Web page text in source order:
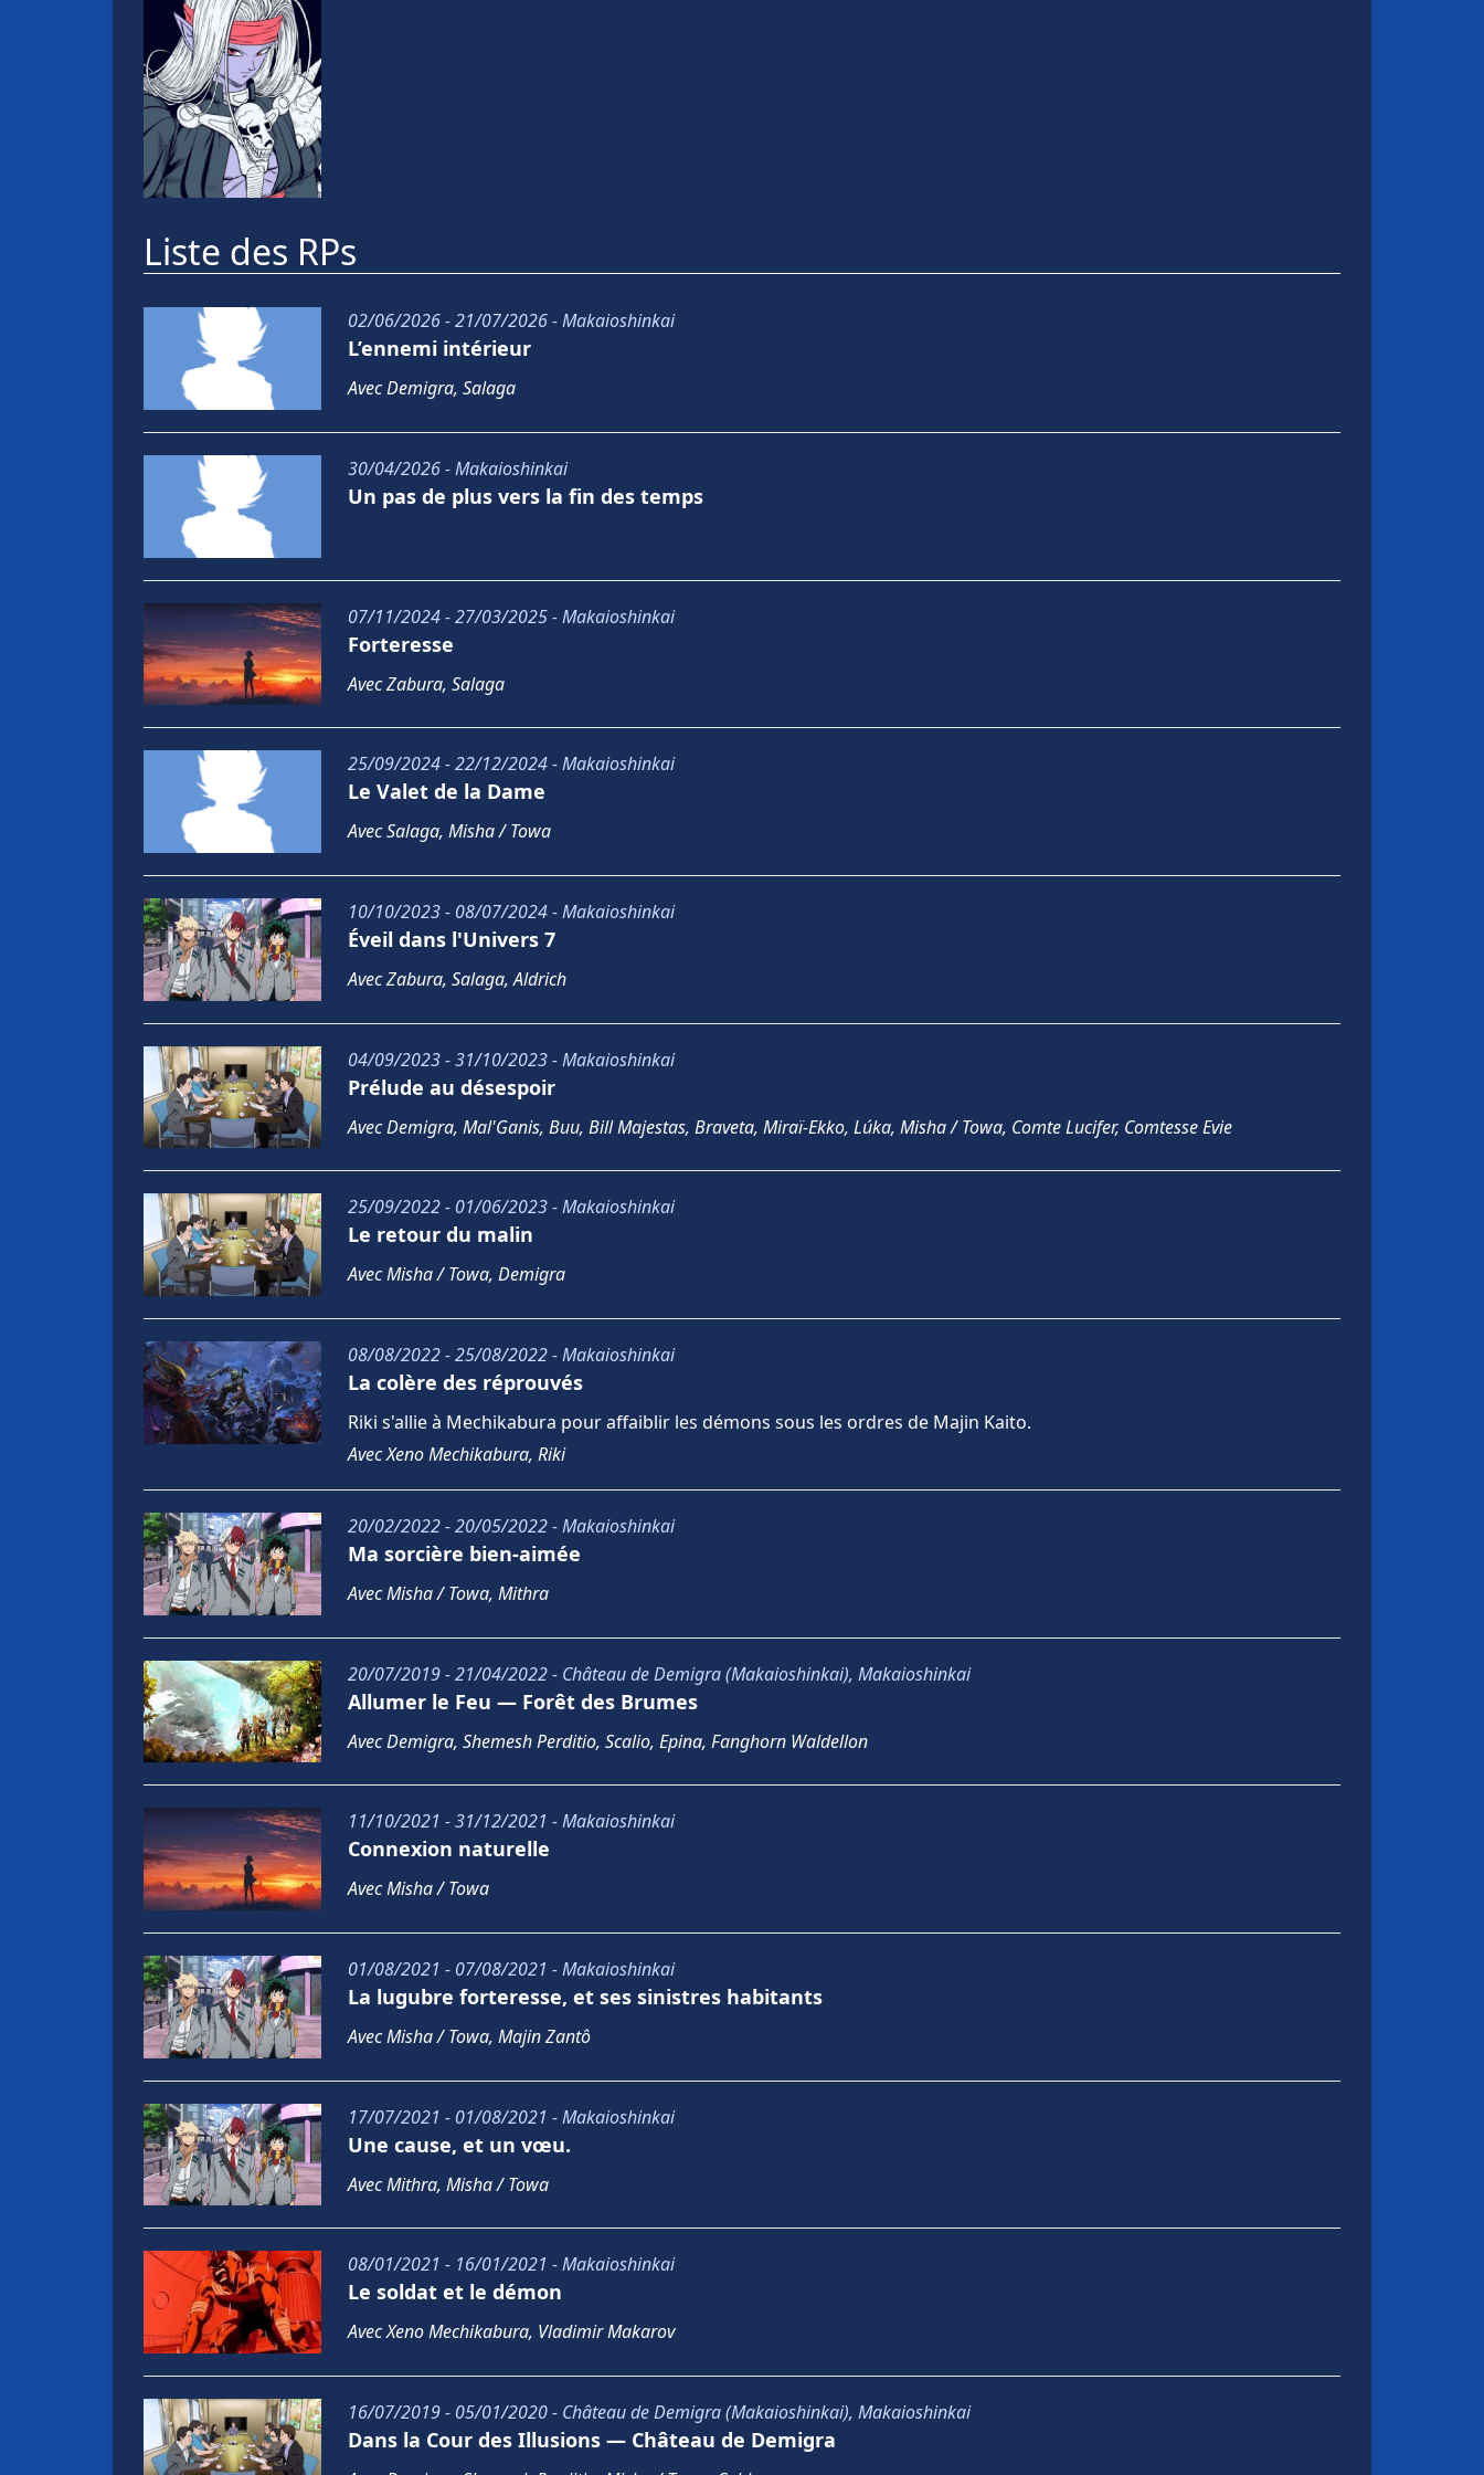
Liste des RPs
02/06/2026 - 21/07/2026 - Makaioshinkai
L’ennemi intérieur
Avec Demigra, Salaga
30/04/2026 - Makaioshinkai
Un pas de plus vers la fin des temps
07/11/2024 - 27/03/2025 - Makaioshinkai
Forteresse
Avec Zabura, Salaga
25/09/2024 - 22/12/2024 - Makaioshinkai
Le Valet de la Dame
Avec Salaga, Misha / Towa
10/10/2023 - 08/07/2024 - Makaioshinkai
Éveil dans l'Univers 7
Avec Zabura, Salaga, Aldrich
04/09/2023 - 31/10/2023 - Makaioshinkai
Prélude au désespoir
Avec Demigra, Mal'Ganis, Buu, Bill Majestas, Braveta, Miraï-Ekko, Lúka, Misha / Towa, Comte Lucifer, Comtesse Evie
25/09/2022 - 01/06/2023 - Makaioshinkai
Le retour du malin
Avec Misha / Towa, Demigra
08/08/2022 - 25/08/2022 - Makaioshinkai
La colère des réprouvés
Riki s'allie à Mechikabura pour affaiblir les démons sous les ordres de Majin Kaito.
Avec Xeno Mechikabura, Riki
20/02/2022 - 20/05/2022 - Makaioshinkai
Ma sorcière bien-aimée
Avec Misha / Towa, Mithra
20/07/2019 - 21/04/2022 - Château de Demigra (Makaioshinkai), Makaioshinkai
Allumer le Feu — Forêt des Brumes
Avec Demigra, Shemesh Perditio, Scalio, Epina, Fanghorn Waldellon
11/10/2021 - 31/12/2021 - Makaioshinkai
Connexion naturelle
Avec Misha / Towa
01/08/2021 - 07/08/2021 - Makaioshinkai
La lugubre forteresse, et ses sinistres habitants
Avec Misha / Towa, Majin Zantô
17/07/2021 - 01/08/2021 - Makaioshinkai
Une cause, et un vœu.
Avec Mithra, Misha / Towa
08/01/2021 - 16/01/2021 - Makaioshinkai
Le soldat et le démon
Avec Xeno Mechikabura, Vladimir Makarov
16/07/2019 - 05/01/2020 - Château de Demigra (Makaioshinkai), Makaioshinkai
Dans la Cour des Illusions — Château de Demigra